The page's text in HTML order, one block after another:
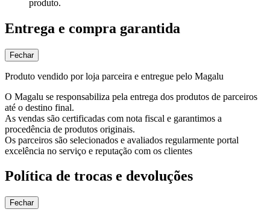
produto.
Entrega e compra garantida
Fechar
Produto vendido por loja parceira e entregue pelo Magalu
O Magalu se responsabiliza pela entrega dos produtos de parceiros
até o destino final.
As vendas são certificadas com nota fiscal e garantimos a
procedência de produtos originais.
Os parceiros são selecionados e avaliados regularmente portal
excelência no serviço e reputação com os clientes
Política de trocas e devoluções
Fechar